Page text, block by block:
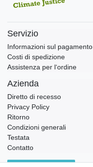
Servizio
Informazioni sul pagamento
Costi di spedizione
Assistenza per l‘ordine
Azienda
Diretto di recesso
Privacy Policy
Ritorno
Condizioni generali
Testata
Contatto